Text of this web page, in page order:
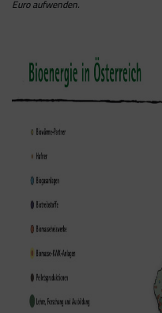
Euro aufwenden.